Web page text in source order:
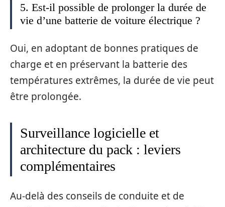
5. Est-il possible de prolonger la durée de
vie d’une batterie de voiture électrique ?
Oui, en adoptant de bonnes pratiques de
charge et en préservant la batterie des
températures extrêmes, la durée de vie peut
être prolongée.
Surveillance logicielle et
architecture du pack : leviers
complémentaires
Au-delà des conseils de conduite et de